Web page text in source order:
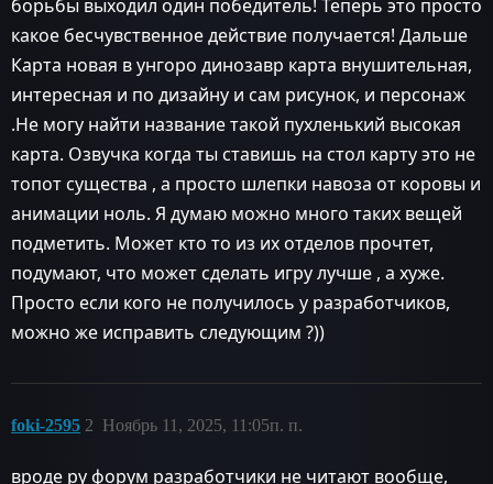
борьбы выходил один победитель! Теперь это просто
какое бесчувственное действие получается! Дальше
Карта новая в унгоро динозавр карта внушительная,
интересная и по дизайну и сам рисунок, и персонаж
.Не могу найти название такой пухленький высокая
карта. Озвучка когда ты ставишь на стол карту это не
топот существа , а просто шлепки навоза от коровы и
анимации ноль. Я думаю можно много таких вещей
подметить. Может кто то из их отделов прочтет,
подумают, что может сделать игру лучше , а хуже.
Просто если кого не получилось у разработчиков,
можно же исправить следующим ?))
foki-2595 Ноябрь 11, 2025, 11:05п. п.
2
вроде ру форум разработчики не читают вообще,